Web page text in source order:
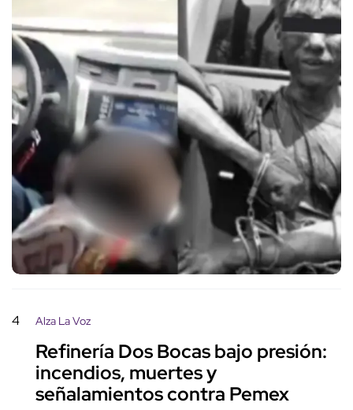
4 Alza La Voz
Refinería Dos Bocas bajo presión:
incendios, muertes y
señalamientos contra Pemex